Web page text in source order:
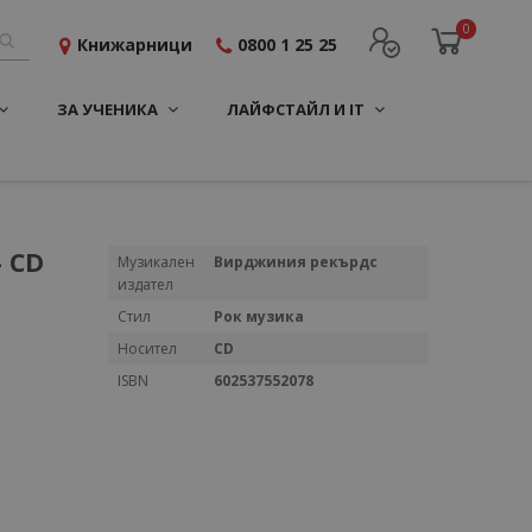
0
Книжарници 0800 1 25 25
ЗА УЧЕНИКА ЛАЙФСТАЙЛ И IT
CD
Повече
информация
Музикален
издател
Вирджиния рекърдс
Стил
Рок музика
Носител
CD
ISBN
602537552078